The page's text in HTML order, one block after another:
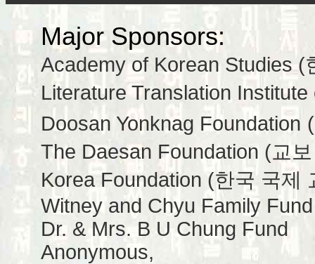
Major Sponsors:
Academy of Korean Studies (
Literature Translation
Doosan Yonknag Foundation
The Daesan Foundation (교
Korea Foundation (한국 국제
Witney and Chyu Family Fund
Dr. & Mrs. B U Chung Fund
Anonymous,